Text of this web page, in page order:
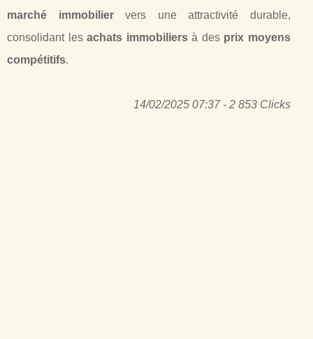
marché immobiliervers une attractivité durable,
consolidant lesachats immobiliersà des prix moyens
compétitifs.
14/02/2025 07:37 - 2 853 Clicks